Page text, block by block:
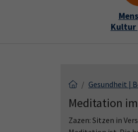
Kultur
Gesundheit |
Meditation
Zazen: Sitzen in